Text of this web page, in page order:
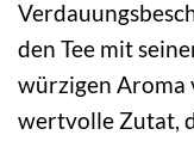
den Tee mit
würzigen Aroma
wertvolle Zutat,